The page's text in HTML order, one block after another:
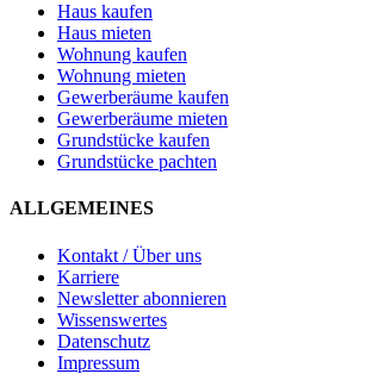
Haus kaufen
Haus mieten
Wohnung kaufen
Wohnung mieten
Gewerberäume kaufen
Gewerberäume mieten
Grundstücke kaufen
Grundstücke pachten
ALLGEMEINES
Kontakt / Über uns
Karriere
Newsletter abonnieren
Wissenswertes
Datenschutz
Impressum